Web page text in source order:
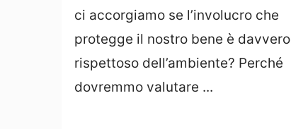
ci accorgiamo se l’involucro che
protegge il nostro bene è davvero
rispettoso dell’ambiente? Perché
dovremmo valutare ...